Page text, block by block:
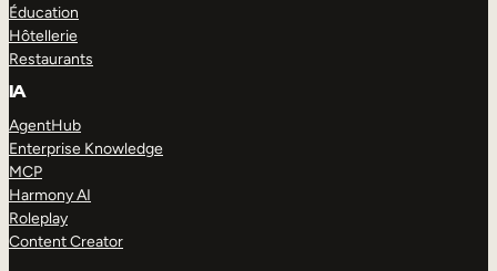
Éducation
Hôtellerie
Restaurants
IA
AgentHub
Enterprise Knowledge
MCP
Harmony AI
Roleplay
Content Creator